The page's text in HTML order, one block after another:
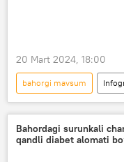
20 Mart 2024, 18:00
bahorgi mavsum
O‘zbekiston
Bahordagi surunkali
qandli diabet alomati